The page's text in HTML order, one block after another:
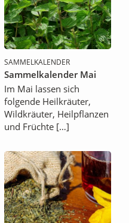
SAMMELKALENDER
Sammelkalender Mai
Im Mai lassen sich
folgende Heilkräuter,
Wildkräuter, Heilpflanzen
und Früchte […]